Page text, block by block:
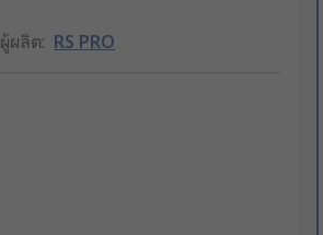
ผู้ผลิต: RS PRO